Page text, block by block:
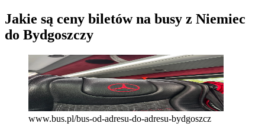
Jakie są ceny biletów na busy z Niemiec
do Bydgoszczy
www.bus.pl/bus-od-adresu-do-adresu-bydgoszcz